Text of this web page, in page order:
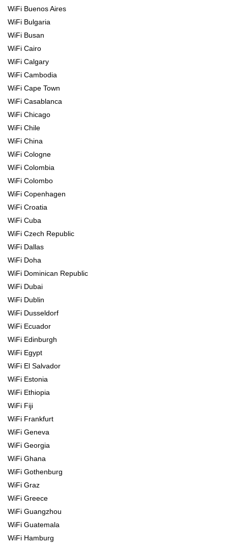
WiFi Buenos Aires
WiFi Bulgaria
WiFi Busan
WiFi Cairo
WiFi Calgary
WiFi Cambodia
WiFi Cape Town
WiFi Casablanca
WiFi Chicago
WiFi Chile
WiFi China
WiFi Cologne
WiFi Colombia
WiFi Colombo
WiFi Copenhagen
WiFi Croatia
WiFi Cuba
WiFi Czech Republic
WiFi Dallas
WiFi Doha
WiFi Dominican Republic
WiFi Dubai
WiFi Dublin
WiFi Dusseldorf
WiFi Ecuador
WiFi Edinburgh
WiFi Egypt
WiFi El Salvador
WiFi Estonia
WiFi Ethiopia
WiFi Fiji
WiFi Frankfurt
WiFi Geneva
WiFi Georgia
WiFi Ghana
WiFi Gothenburg
WiFi Graz
WiFi Greece
WiFi Guangzhou
WiFi Guatemala
WiFi Hamburg